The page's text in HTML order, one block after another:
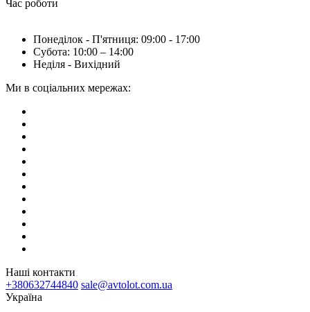
Час роботи
Понеділок - П'ятниця: 09:00 - 17:00
Субота: 10:00 – 14:00
Неділя - Вихідний
Ми в соціальних мережах:
Наші контакти
+380632744840 sale@avtolot.com.ua
Українa